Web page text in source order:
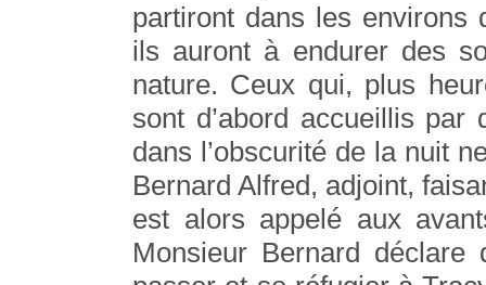
partiront dans les environs
ils auront à endurer des
nature. Ceux qui, plus
sont d’abord accueillis
dans l’obscurité de la nuit
Bernard Alfred, adjoint,
est alors appelé aux
Monsieur Bernard